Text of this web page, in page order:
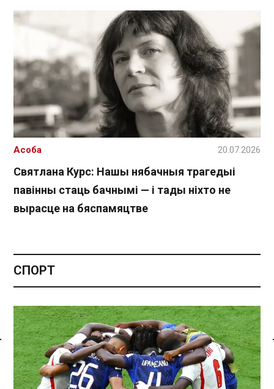
Спасылка без VPN
Святлана Курс: Нашы нябачныя трагедыі
павінны стаць бачнымі — і тады ніхто не
вырасце на бяспамяцтве
Асоба 20.07.2026
СПОРТ